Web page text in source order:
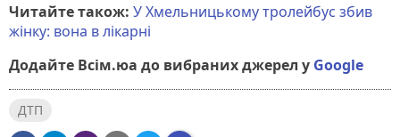
Читайте також: У Хмельницькому тролейбус збив
жінку: вона в лікарні
Додайте Всім.юа до вибраних джерел у Google
ДТП